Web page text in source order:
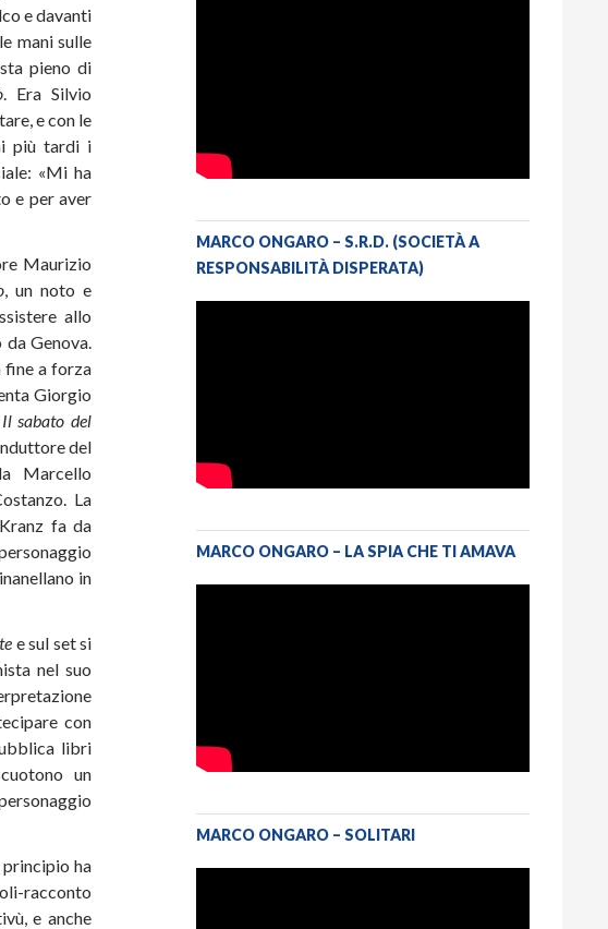
e davanti
mani sulle
pieno di
. Era Silvio
e con le
più tardi i
«Mi ha
e per aver
Maurizio
, un noto e
allo
Genova.
fine a forza
Giorgio
Il sabato del
del
Marcello
La
fa da
in
e sul set si
nel suo
con
libri
un
principio ha
racconto
e anche
MARCO ONGARO – S.R.D. (SOCIETÀ A
RESPONSABILITÀ DISPERATA)
MARCO ONGARO – LA SPIA CHE TI AMAVA
MARCO ONGARO – SOLITARI